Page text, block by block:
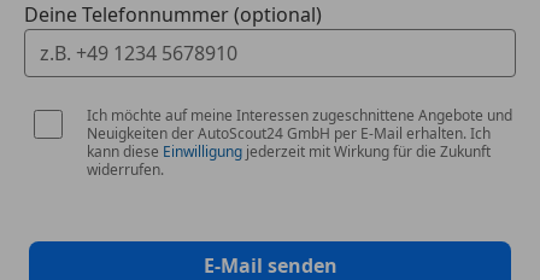
Deine Telefonnummer (optional)
Ich möchte auf meine Interessen zugeschnittene Angebote und
Neuigkeiten der AutoScout24 GmbH per E-Mail erhalten. Ich
kann diese Einwilligung jederzeit mit Wirkung für die Zukunft
widerrufen.
E-Mail senden